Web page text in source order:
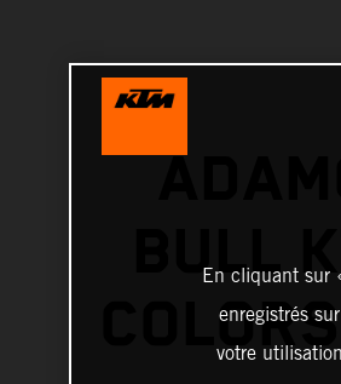
BULL
En cliquant sur
enregistrés
votre